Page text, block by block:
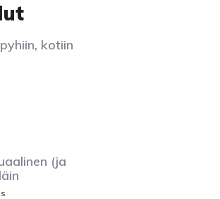
kotiin
(ja